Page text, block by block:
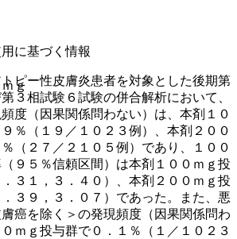
ｇ
に基づく情報
ピー性皮膚炎患者を対象とした後期第
３相試験６試験の併合解析において、
度（因果関係問わない）は、本剤１０
％（１９／１０２３例）、本剤２００
（２７／２１０５例）であり、１００
９５％信頼区間）は本剤１００ｍｇ投
３１，３．４０）、本剤２００ｍｇ投
３９，３．０７）であった。また、悪
癌を除く＞の発現頻度（因果関係問わ
ｍｇ投与群で０．１％（１／１０２３